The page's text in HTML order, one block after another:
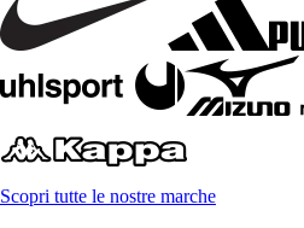
Scopri tutte le nostre marche